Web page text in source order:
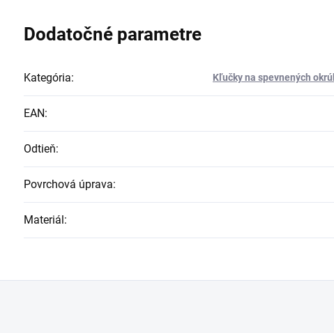
Dodatočné parametre
Kategória: Kľučky na spevnených
EAN:
Odtieň:
Povrchová úprava:
Materiál: